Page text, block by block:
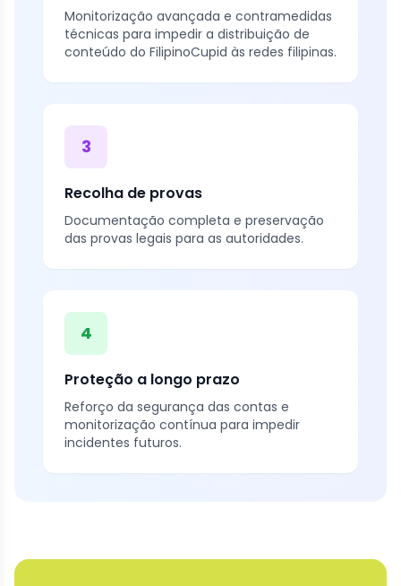
Monitorização avançada e contramedidas
técnicas para impedir a distribuição de
conteúdo do FilipinoCupid às redes filipinas.
3
Recolha de provas
Documentação completa e preservação
das provas legais para as autoridades.
4
Proteção a longo prazo
Reforço da segurança das contas e
monitorização contínua para impedir
incidentes futuros.